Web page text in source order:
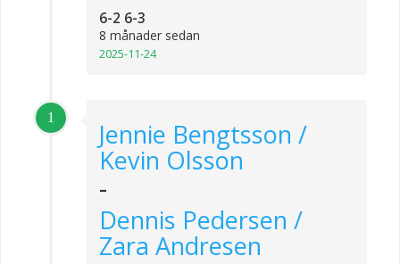
6-2 6-3
8 månader sedan
2025-11-24
1
Jennie Bengtsson /
Kevin Olsson
-
Dennis Pedersen /
Zara Andresen